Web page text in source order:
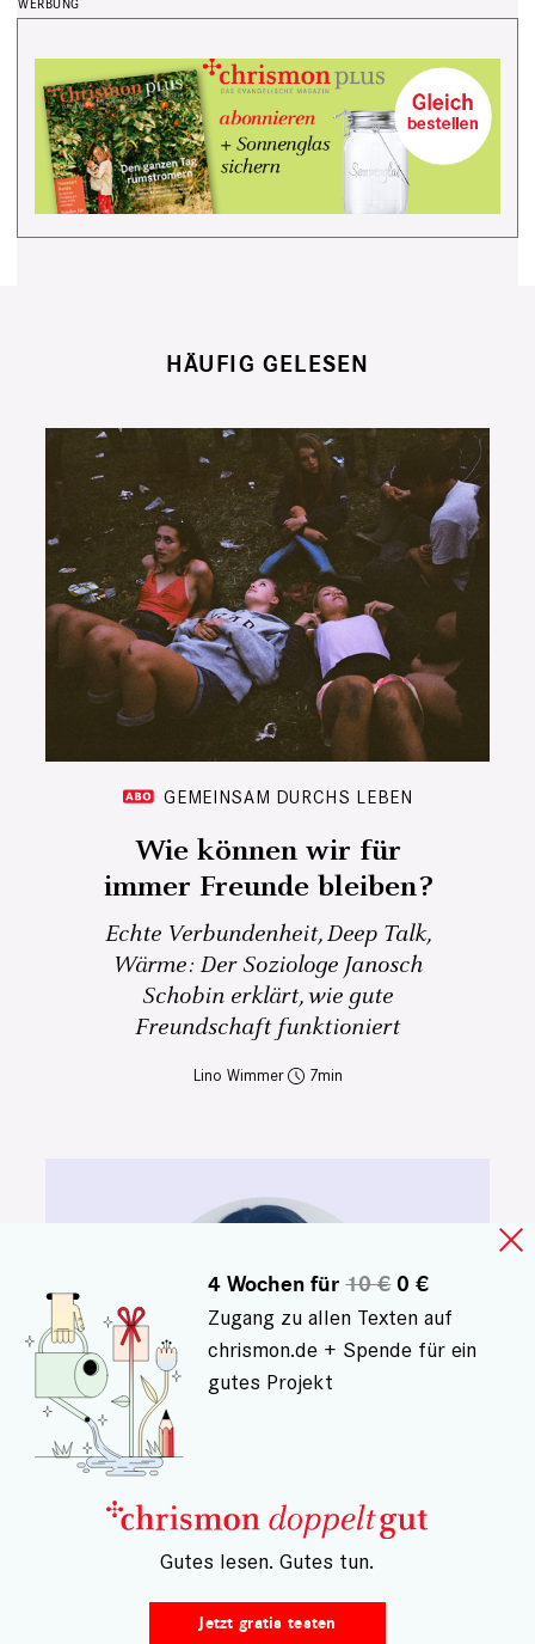
HÄUFIG GELESEN
GEMEINSAM DURCHS LEBEN
Wie können wir für
immer Freunde bleiben?
Echte Verbundenheit, Deep Talk,
Wärme: Der Soziologe Janosch
Schobin erklärt, wie gute
Freundschaft funktioniert
Lino Wimmer 7
PODCAST "ÜBER DAS ENDE"
Sterben Frauen anders,
Frau Blaha?
4 Wochen für10 €0 €
Zugang zu allen Texten auf
chrismon.de + Spende für ein
gutes Projekt
– Gutes lesen. Gutes tun.
Jetzt gratis testen